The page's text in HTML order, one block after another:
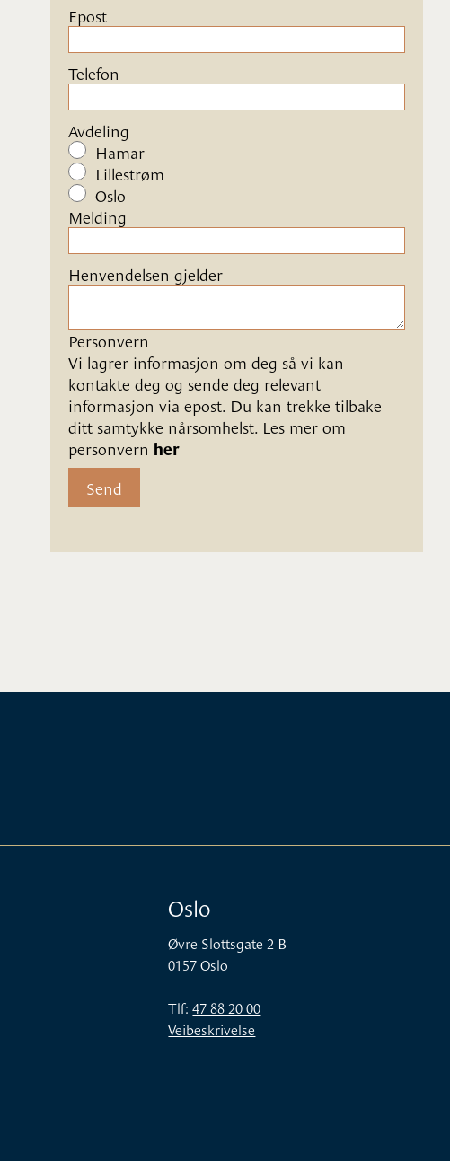
Epost
Telefon
Avdeling
Hamar
Lillestrøm
Oslo
Melding
Henvendelsen gjelder
Personvern
Vi lagrer informasjon om deg så vi kan
kontakte deg og sende deg relevant
informasjon via epost. Du kan trekke tilbake
ditt samtykke nårsomhelst. Les mer om
personvern her
Oslo
Øvre Slottsgate 2 B
0157 Oslo
Tlf:47 88 20 00
Veibeskrivelse